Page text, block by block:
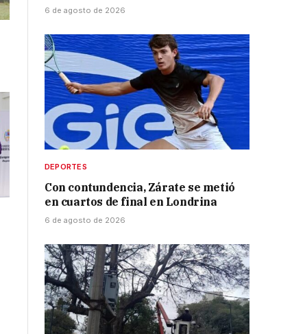
6 de agosto de 2026
DEPORTES
Con contundencia, Zárate se metió
en cuartos de final en Londrina
6 de agosto de 2026